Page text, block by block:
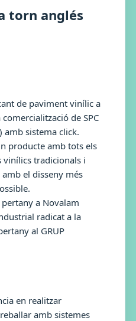
torn anglés
de paviment vinílic a
de SPC
amb sistema click.
producte amb tots els
vinílics tradicionals i
el disseny més
pertany a Novalam
radicat a la
al GRUP
en realitzar
amb sistemes